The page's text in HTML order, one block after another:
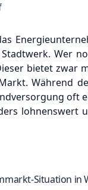
Wer
bietet zwar
Während
oft
lohnenswert
Situation in